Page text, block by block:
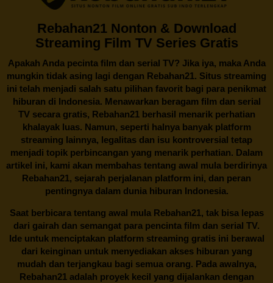
Rebahan21 Nonton & Download
Streaming Film TV Series Gratis
Apakah Anda pecinta film dan serial TV? Jika iya, maka Anda
mungkin tidak asing lagi dengan Rebahan21. Situs streaming
ini telah menjadi salah satu pilihan favorit bagi para penikmat
hiburan di Indonesia. Menawarkan beragam film dan serial
TV secara gratis, Rebahan21berhasil menarik perhatian
khalayak luas. Namun, seperti halnya banyak platform
streaming lainnya, legalitas dan isu kontroversial tetap
menjadi topik perbincangan yang menarik perhatian. Dalam
artikel ini, kami akan membahas tentang awal mula berdirinya
Rebahan21, sejarah perjalanan platform ini, dan peran
pentingnya dalam dunia hiburan Indonesia.
Saat berbicara tentang awal mula Rebahan21, tak bisa lepas
dari gairah dan semangat para pencinta film dan serial TV.
Ide untuk menciptakan platform streaming gratis ini berawal
dari keinginan untuk menyediakan akses hiburan yang
mudah dan terjangkau bagi semua orang. Pada awalnya,
Rebahan21 adalah proyek kecil yang dijalankan dengan